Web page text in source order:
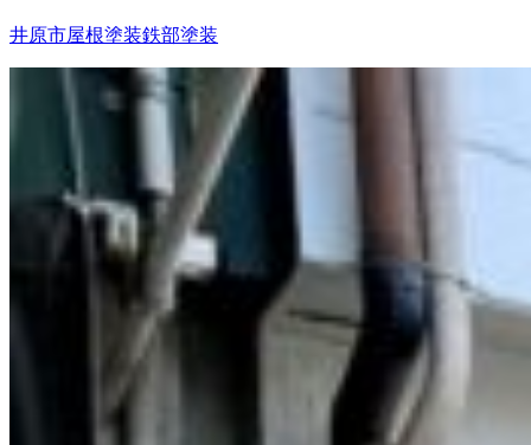
井原市屋根塗装鉄部塗装